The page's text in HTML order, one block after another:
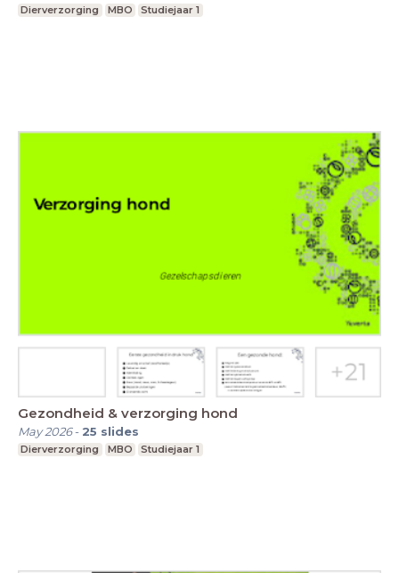
Dierverzorging MBO Studiejaar 1
Gezondheid & verzorging hond
May 2026- 25 slides
Dierverzorging MBO Studiejaar 1